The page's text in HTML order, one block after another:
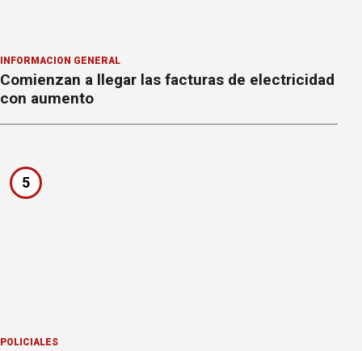
INFORMACION GENERAL
Comienzan a llegar las facturas de electricidad
con aumento
5
POLICIALES